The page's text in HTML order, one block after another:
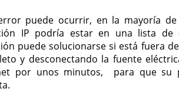
puede ocurrir, en la mayoría
IP podría estar en una lista de
puede solucionarse si está fuera
y desconectando la fuente
por unos minutos, para que su